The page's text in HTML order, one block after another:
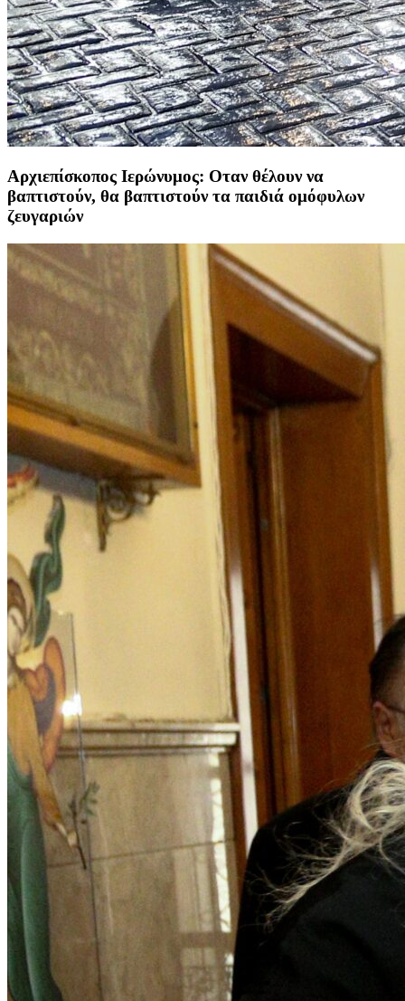
Αρχιεπίσκοπος Ιερώνυμος: Οταν θέλουν να
βαπτιστούν, θα βαπτιστούν τα παιδιά ομόφυλων
ζευγαριών